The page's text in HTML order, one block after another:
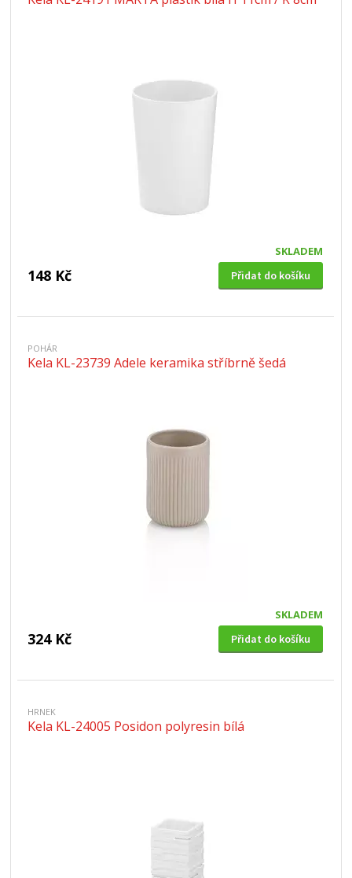
SKLADEM
148 Kč Přidat do košíku
POHÁR
Kela KL-23739 Adele keramika stříbrně šedá
SKLADEM
324 Kč Přidat do košíku
HRNEK
Kela KL-24005 Posidon polyresin bílá